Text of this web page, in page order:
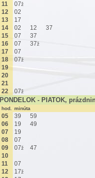
11
07ž
12
02
13
17
14
02 12
37
15
07
37
16
07 37ž
17
07
18
07ž
19
20
21
22
07ž
PONDELOK - PIATOK,
hod. minúta
05 39
59
06
19
49
07
19
08
07
09
07ž
47
10
11
07
12
17ž